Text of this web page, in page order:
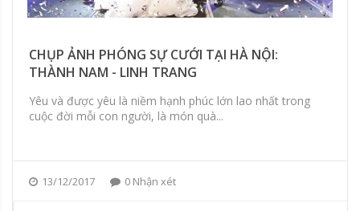
CHỤP ẢNH PHÓNG SỰ CƯỚI TẠI HÀ NỘI:
THÀNH NAM - LINH TRANG
Yêu và được yêu là niềm hạnh phúc lớn lao nhất trong
cuộc đời mỗi con người, là món quà...
13/12/2017 0 Nhận xét